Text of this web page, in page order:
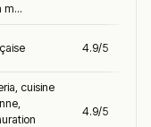
m...
4.9/5
cuisine
4.9/5